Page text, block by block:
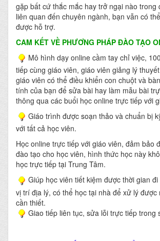
gặp bất cứ thắc mắc hay trở ngại nào trong
liên quan đến chuyên ngành, bạn vẫn có
được hỗ trợ.
CAM KẾT VỀ PHƯƠNG PHÁP ĐÀO TẠO
Mô hình dạy online cầm tay chỉ việc,
tiếp cùng giáo viên, giáo viên giảng lý
giáo viên có thể điều khiển con chuột và
tính của bạn để sửa bài hay làm mẫu bài
thông qua các buổi học online trực tiếp với
Giáo trình được soạn thảo và chuẩn bị
với tất cả học viên.
Học online trực tiếp với giáo viên, đảm bảo
đào tạo cho học viên, hình thức học này
học trực tiếp tại Trung Tâm.
Giúp học viên tiết kiệm được thời gian
vị trí địa lý, có thể học tại nhà để xử lý được
cần thiết.
Giao tiếp liên tục, sửa lỗi trực tiếp trong